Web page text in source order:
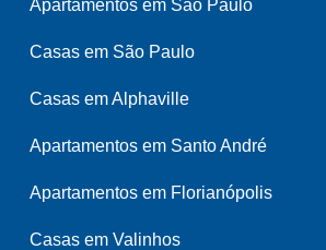
Apartamentos em São Paulo
Casas em São Paulo
Casas em Alphaville
Apartamentos em Santo André
Apartamentos em Florianópolis
Casas em Valinhos